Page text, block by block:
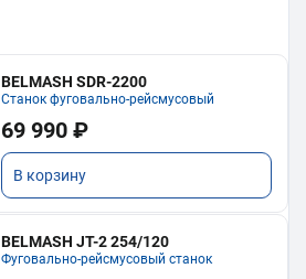
BELMASH SDR-2200
Станок фуговально-рейсмусовый
69 990 ₽
В корзину
BELMASH JT-2 254/120
Фуговально-рейсмусовый станок